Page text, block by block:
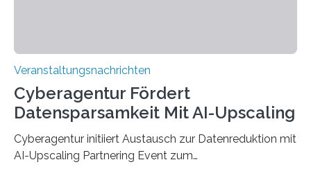
Veranstaltungsnachrichten
Cyberagentur Fördert
Datensparsamkeit Mit AI-Upscaling
Cyberagentur initiiert Austausch zur Datenreduktion mit
AI-Upscaling Partnering Event zum